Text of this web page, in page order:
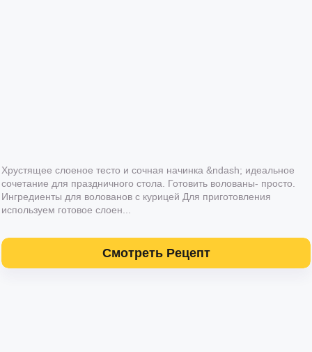
Хрустящее слоеное тесто и сочная начинка &ndash; идеальное
сочетание для праздничного стола. Готовить волованы- просто.
Ингредиенты для волованов с курицей Для приготовления
используем готовое слоен...
Смотреть Рецепт